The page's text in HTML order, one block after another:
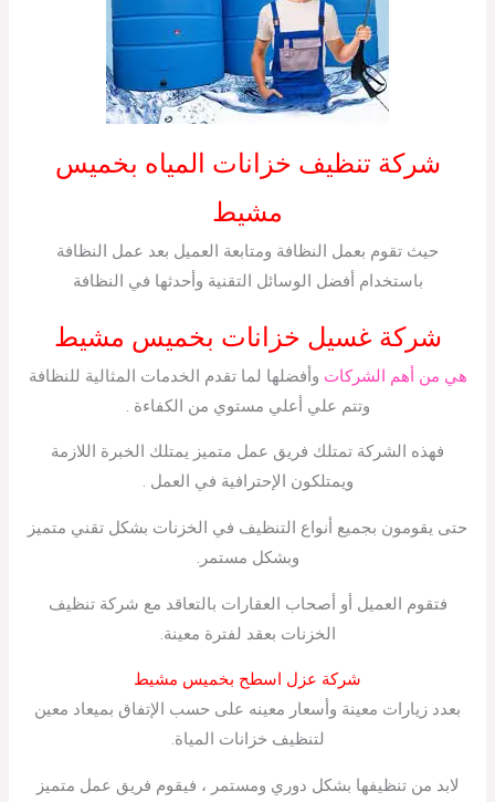
شركة تنظيف خزانات المياه بخميس
مشيط
حيث تقوم بعمل النظافة ومتابعة العميل بعد عمل النظافة
باستخدام أفضل الوسائل التقنية وأحدثها في النظافة
شركة غسيل خزانات بخميس مشيط
هي من أهم الشركات وأفضلها لما تقدم الخدمات المثالية للنظافة
وتتم علي أعلي مستوي من الكفاءة .
فهذه الشركة تمتلك فريق عمل متميز يمتلك الخبرة اللازمة
ويمتلكون الإحترافية في العمل .
حتى يقومون بجميع أنواع التنظيف في الخزنات بشكل تقني متميز
وبشكل مستمر.
فتقوم العميل أو أصحاب العقارات بالتعاقد مع شركة تنظيف
الخزنات بعقد لفترة معينة.
شركة عزل اسطح بخميس مشيط
بعدد زيارات معينة وأسعار معينه على حسب الإتفاق بميعاد معين
لتنظيف خزانات المياة.
لابد من تنظيفها بشكل دوري ومستمر ، فيقوم فريق عمل متميز